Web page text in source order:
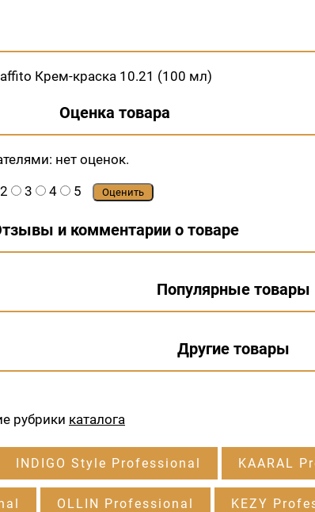
Крем-краска 10.21 (100 мл)
Оценка товара
нет оценок.
2 3 4 5 Оценить
и комментарии о товаре
Популярные товары
Другие товары
рубрики каталога
INDIGO Style Professional KAARAL
OLLIN Professional KEZY